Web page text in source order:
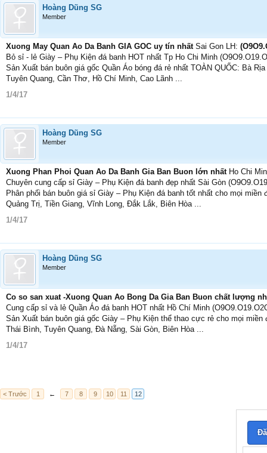
Hoàng Dũng SG
Member
Xuong May Quan Ao Da Banh GIA GOC uy tín nhất Sai Gon LH:
Bỏ sỉ - lẻ Giày – Phụ Kiện đá banh HOT nhất Tp Ho Chi Minh
Sản Xuất bán buôn giá gốc Quần Áo bóng đá rẻ nhất TOÀN QUỐC: Bà
Tuyên Quang, Cần Thơ, Hồ Chí Minh, Cao Lãnh ...
1/4/17
Hoàng Dũng SG
Member
Xuong Phan Phoi Quan Ao Da Banh Gia Ban Buon lớn nhất Ho Chi
Chuyên cung cấp sỉ Giày – Phụ Kiện đá banh đẹp nhất Sài Gòn
Phân phối bán buôn giá sỉ Giày – Phụ Kiện đá banh tốt nhất cho mọi
Quảng Trị, Tiền Giang, Vĩnh Long, Đắk Lắk, Biên Hòa ...
1/4/17
Hoàng Dũng SG
Member
Co so san xuat -Xuong Quan Ao Bong Da Gia Ban Buon chất lượng
Cung cấp sỉ và lẻ Quần Áo đá banh HOT nhất Hồ Chí Minh
Sản Xuất bán buôn giá gốc Giày – Phụ Kiện thể thao cực rẻ cho mọi
Thái Bình, Tuyên Quang, Đà Nẵng, Sài Gòn, Biên Hòa ...
1/4/17
< Trước 1 ← 7 8 9 10 11 12